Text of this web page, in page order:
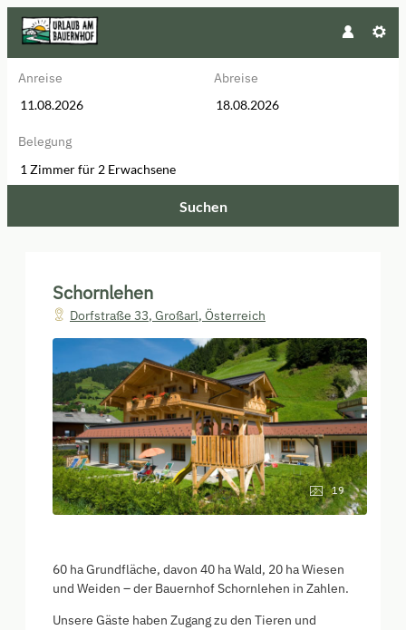
Anreise Abreise
Belegung
1 Zimmerfür 2 Erwachsene
Suchen
Schornlehen
Dorfstraße 33, Großarl, Österreich
19
60 ha Grundfläche, davon 40 ha Wald, 20 ha Wiesen
und Weiden – der Bauernhof Schornlehen in Zahlen.
Unsere Gäste haben Zugang zu den Tieren und